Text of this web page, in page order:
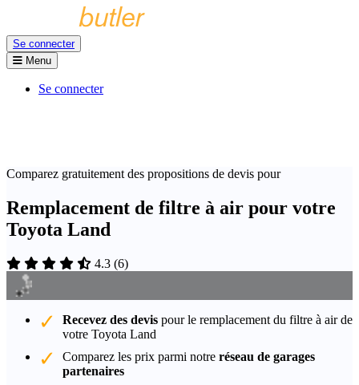
Se connecter
Menu
Se connecter
Comparez gratuitement des propositions de devis pour
Remplacement de filtre à air pour votre
Toyota Land
4.3 (6)
Recevez des devis pour le remplacement du filtre à air de
votre Toyota Land
Comparez les prix parmi notre réseau de garages
partenaires